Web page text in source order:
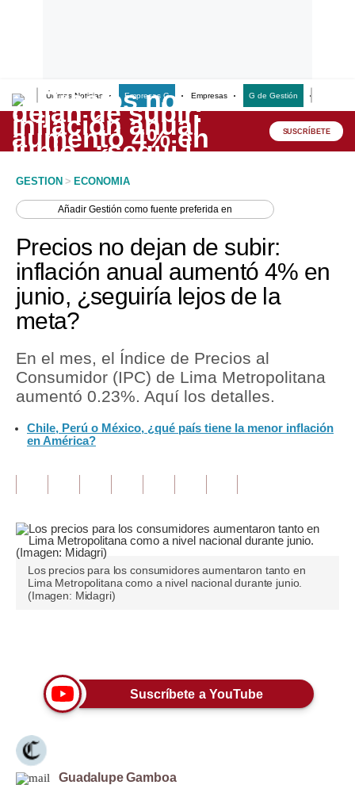
Últimas Noticias Empresas G Empresas G de Gestión
Lo último
Peru Quiosco
Economía
Mercados
Perú
Política
Tu Dinero
Inmobiliarias
Editorial
Pregunta de hoy
Viajes
Moda
Estilos
SUSCRÍBETE
GESTION > ECONOMIA
AñadirGestión como fuente preferida en
Precios no dejan de subir:
inflación anual aumentó 4% en
junio, ¿seguiría lejos de la
meta?
En el mes, el Índice de Precios al
Consumidor (IPC) de Lima Metropolitana
aumentó 0.23%. Aquí los detalles.
Chile, Perú o México, ¿qué país tiene la menor inflación
en América?
Los precios para los consumidores aumentaron tanto en
Lima Metropolitana como a nivel nacional durante junio.
(Imagen: Midagri)
Suscríbete a YouTube
Guadalupe Gamboa